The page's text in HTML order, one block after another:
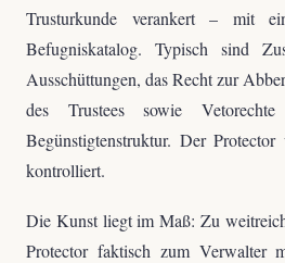
Trusturkunde verankert – mit
Befugniskatalog. Typisch sind
Ausschüttungen, das Recht zur
des Trustees sowie
Begünstigtenstruktur. Der
kontrolliert.
Die Kunst liegt im Maß: Zu
Protector faktisch zum Verwalter